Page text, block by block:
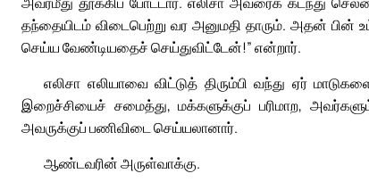
தந்தையிடம் விடைபெற்று வர அனுமதி தாரும். அதன்
செய்ய வேண்டியதைச் செய்துவிட்டேன்!” என்றார்.
எலிசா எலியாவை விட்டுத் திரும்பி வந்து ஏர்
இறைச்சியைச் சமைத்து, மக்களுக்குப் பரிமாற,
அவருக்குப் பணிவிடை செய்யலானார்.
ஆண்டவரின் அருள்வாக்கு.